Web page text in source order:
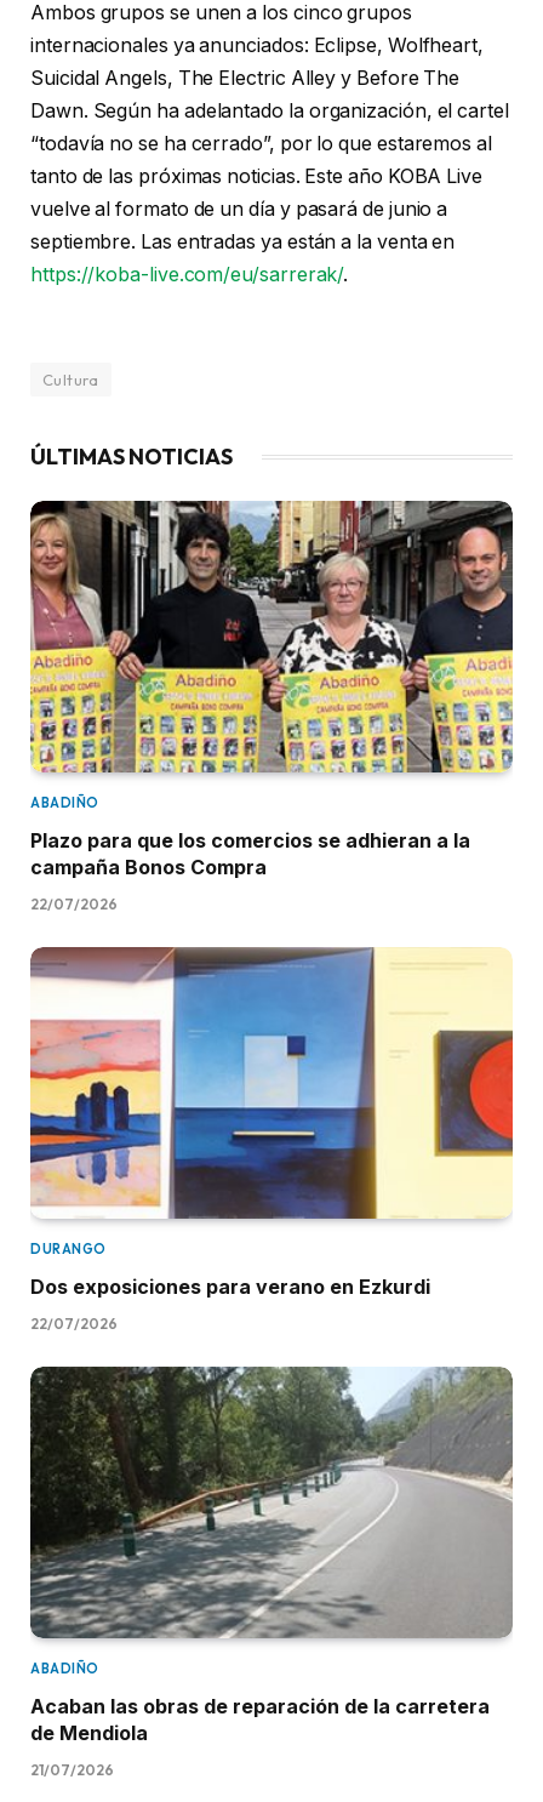
Ambos grupos se unen a los cinco grupos
internacionales ya anunciados: Eclipse, Wolfheart,
Suicidal Angels, The Electric Alley y Before The
Dawn. Según ha adelantado la organización, el cartel
“todavía no se ha cerrado”, por lo que estaremos al
tanto de las próximas noticias. Este año KOBA Live
vuelve al formato de un día y pasará de junio a
septiembre. Las entradas ya están a la venta en
https://koba-live.com/eu/sarrerak/.
Cultura
ÚLTIMAS NOTICIAS
ABADIÑO
Plazo para que los comercios se adhieran a la
campaña Bonos Compra
22/07/2026
DURANGO
Dos exposiciones para verano en Ezkurdi
22/07/2026
ABADIÑO
Acaban las obras de reparación de la carretera
de Mendiola
21/07/2026